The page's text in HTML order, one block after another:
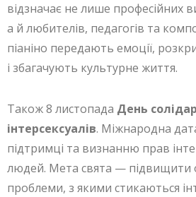
відзначає не лише професійних
а й любителів, педагогів та
піаніно передають емоції,
і збагачують культурне життя.
Також 8 листопада День
інтерсексуалів. Міжнародна
підтримці та визнанню прав
людей. Мета свята — підвищити
проблеми, з якими стикаються